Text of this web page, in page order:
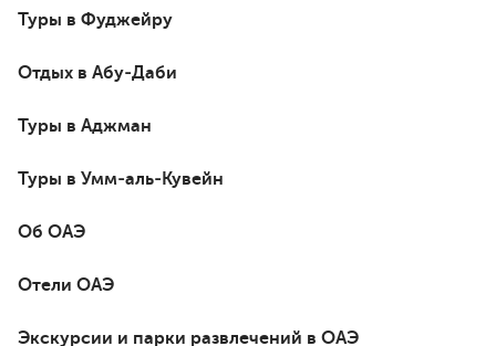
Туры в Фуджейру
Отдых в Абу-Даби
Туры в Аджман
Туры в Умм-аль-Кувейн
Об ОАЭ
Отели ОАЭ
Экскурсии и парки развлечений в ОАЭ